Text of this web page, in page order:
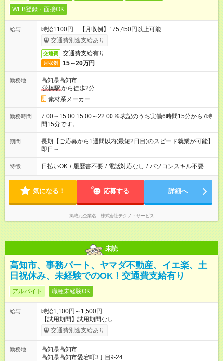
WEB登録・面接OK
給与
時給1100円 【月収例】175,450円以上可能
交通費別途支給あり
交通費 交通費支給有り
月収例 15～20万円
勤務地
高知県高知市
蛍橋駅から徒歩2分
素材系メーカー
勤務時間
7:00～15:00 15:00～22:00 ※表記のうち実働6時間15分から7時
間15分です。
期間
長期【ご応募から1週間以内(最短2日目)のスピード就業が可能】
即日～
特徴 日払いOK / 履歴書不要 / 電話対応なし / パソコンスキル不要
気になる！ 応募する 詳細へ
掲載元企業名 株式会社テクノ・サービス
未読
高知市、事務パート、ヤマダ不動産、イエ楽、土
日祝休み、未経験でのOK！交通費支給有り
アルバイト 職種未経験OK
給与
時給1,100円～1,500円
【試用期間】試用期間なし
交通費別途支給あり
勤務地
高知県高知市
高知県高知市愛宕町3丁目9-24